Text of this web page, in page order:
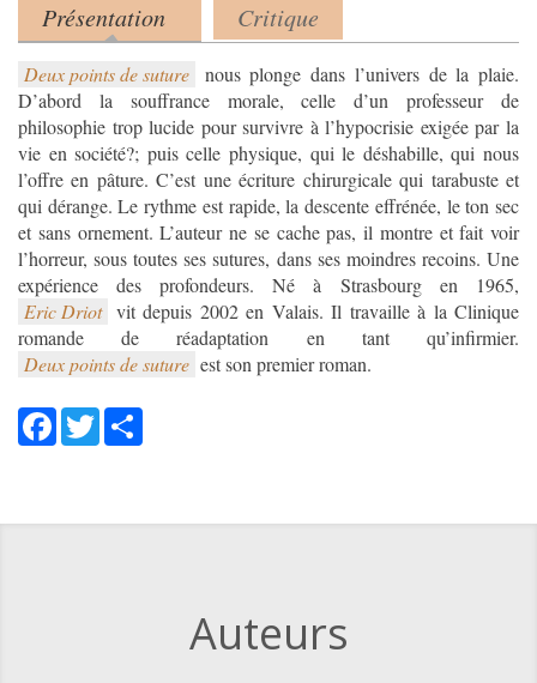
Product tabs
Présentation
(onglet actif)
Critique
Deux points de suture
nous plonge dans l’univers de la plaie.
D’abord la souffrance morale, celle d’un professeur de
philosophie trop lucide pour survivre à l’hypocrisie exigée par la
vie en société?; puis celle physique, qui le déshabille, qui nous
l’offre en pâture. C’est une écriture chirurgicale qui tarabuste et
qui dérange. Le rythme est rapide, la descente effrénée, le ton sec
et sans ornement. L’auteur ne se cache pas, il montre et fait voir
l’horreur, sous toutes ses sutures, dans ses moindres recoins. Une
Eric Driot vit depuis 2002 en Valais. Il travaille à la Clinique
Deux points de suture est son premier roman.
Facebook
Twitter
Auteurs